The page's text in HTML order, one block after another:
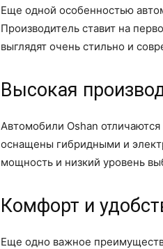
Еще одной особенностью
Производитель ставит на
выглядят очень стильно и
Высокая
Автомобили Oshan
оснащены гибридными и
мощность и низкий уровень
Комфорт и
Еще одно важное